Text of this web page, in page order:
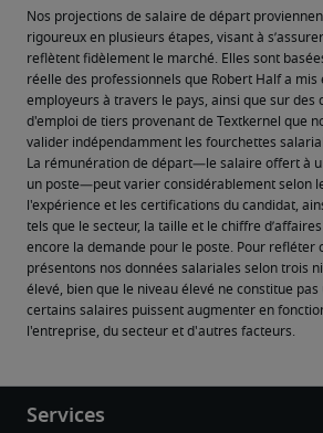
Nos projections de salaire de départ
rigoureux en plusieurs étapes, visant à
reflètent fidèlement le marché. Elles sont
réelle des professionnels que Robert Half a mis
employeurs à travers le pays, ainsi que sur des
d'emploi de tiers provenant de Textkernel que
valider indépendamment les fourchettes
La rémunération de départ—le salaire offert à
un poste—peut varier considérablement selon
l'expérience et les certifications du candidat,
tels que le secteur, la taille et le chiffre
encore la demande pour le poste. Pour refléter
présentons nos données salariales selon trois
élevé, bien que le niveau élevé ne constitue pas
certains salaires puissent augmenter en
l'entreprise, du secteur et d'autres facteurs.